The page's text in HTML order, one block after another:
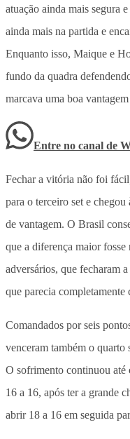
atuação ainda mais segura
ainda mais na partida e
Enquanto isso, Maique e
fundo da quadra
marcava uma boa
Entre no canal de
Fechar a vitória não foi
para o terceiro set e
de vantagem. O Brasil
que a diferença maior fosse
adversários, que fecharam
que parecia
Comandados por seis
venceram também o quarto
O sofrimento continuou
16 a 16, após ter a grande
abrir 18 a 16 em seguida